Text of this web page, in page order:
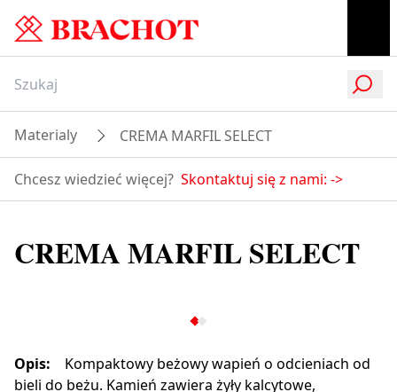
Materialy CREMA MARFIL SELECT
Chcesz wiedzieć więcej? Skontaktuj się z nami: ->
CREMA MARFIL SELECT
Opis:
Kompaktowy beżowy wapień o odcieniach od
bieli do beżu. Kamień zawiera żyły kalcytowe,